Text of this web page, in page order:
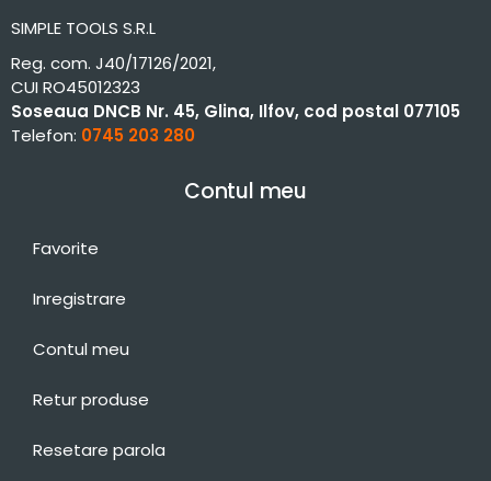
SIMPLE TOOLS S.R.L
Reg. com. J40/17126/2021,
CUI RO45012323
Soseaua DNCB Nr. 45, Glina, Ilfov, cod postal 077105
Telefon: 0745 203 280
Contul meu
Favorite
Inregistrare
Contul meu
Retur produse
Resetare parola